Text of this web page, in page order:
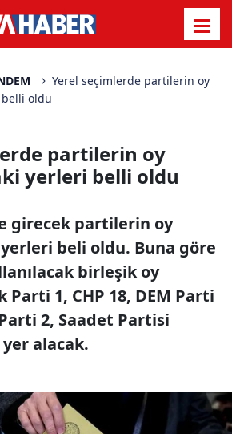
Yerel seçimlerde partilerin oy
belli oldu
partilerin oy
yerleri belli oldu
girecek partilerin oy
beli oldu. Buna göre
birleşik oy
Parti 1, CHP 18, DEM Parti
2, Saadet Partisi
yer alacak.